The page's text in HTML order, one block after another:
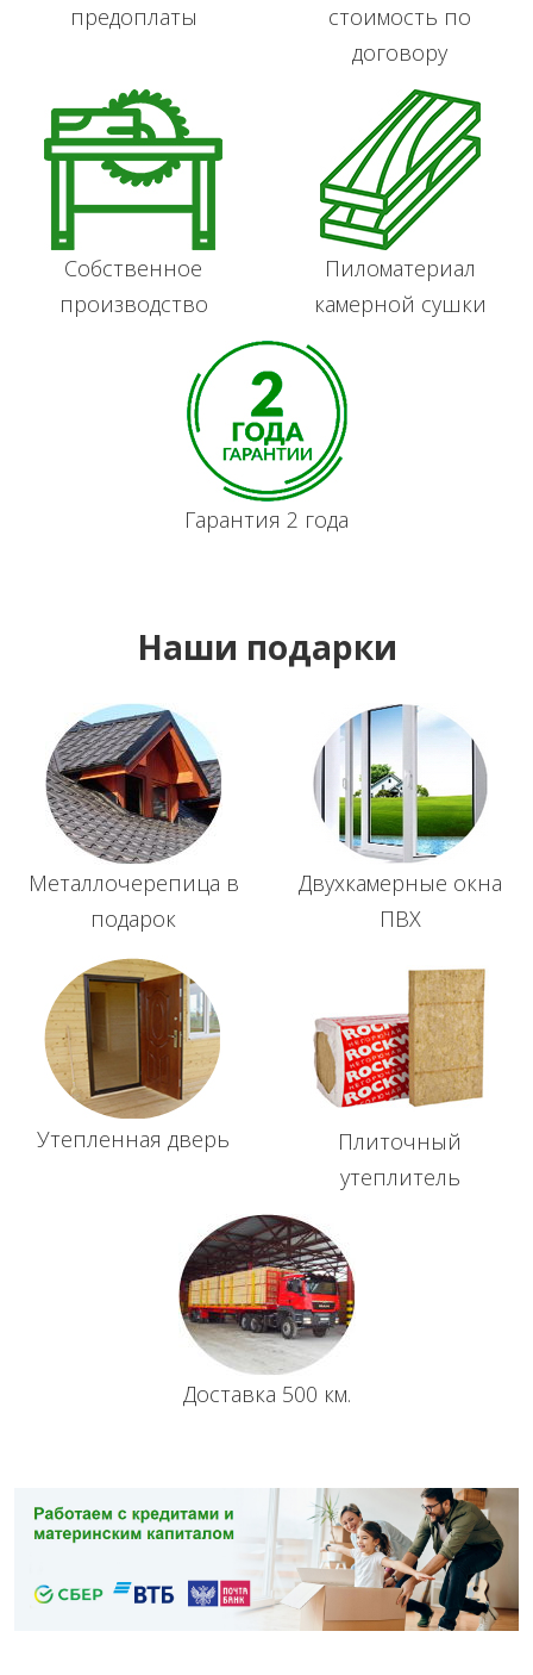
предоплаты
стоимость по
договору
Собственное
производство
Пиломатериал
камерной сушки
Гарантия 2 года
Наши подарки
Металлочерепица в
подарок
Двухкамерные окна
ПВХ
Утепленная дверь
Плиточный
утеплитель
Доставка 500 км.